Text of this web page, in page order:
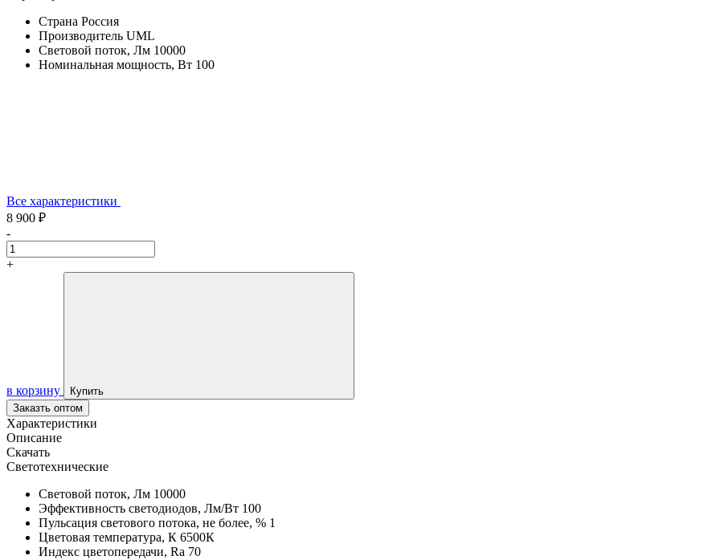
Страна Россия
Производитель UML
Световой поток, Лм 10000
Номинальная мощность, Вт 100
Все характеристики
8 900 ₽
-
+
в корзину
Купить
Заказть оптом
Характеристики
Описание
Скачать
Светотехнические
Световой поток, Лм 10000
Эффективность светодиодов, Лм/Вт 100
Пульсация светового потока, не более, % 1
Цветовая температура, К 6500К
Индекс цветопередачи, Ra 70